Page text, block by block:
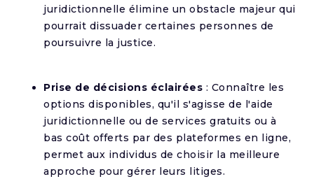
juridictionnelle élimine un obstacle majeur qui
pourrait dissuader certaines personnes de
poursuivre la justice.
Prise de décisions éclairées : Connaître les
options disponibles, qu'il s'agisse de l'aide
juridictionnelle ou de services gratuits ou à
bas coût offerts par des plateformes en ligne,
permet aux individus de choisir la meilleure
approche pour gérer leurs litiges.